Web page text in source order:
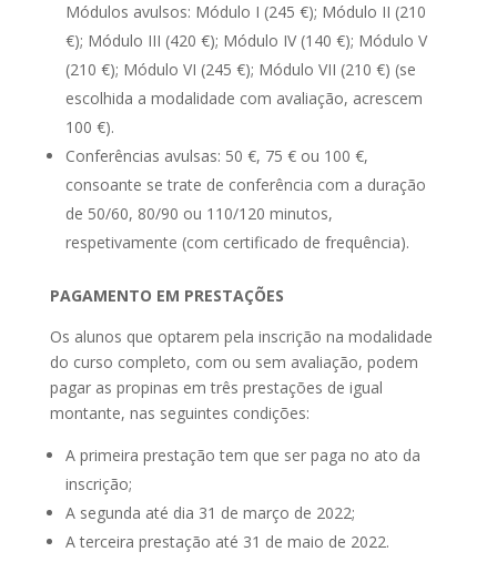
Módulos avulsos: Módulo I (245 €); Módulo II (210
€); Módulo III (420 €); Módulo IV (140 €); Módulo V
(210 €); Módulo VI (245 €); Módulo VII (210 €) (se
escolhida a modalidade com avaliação, acrescem
100 €).
Conferências avulsas: 50 €, 75 € ou 100 €,
consoante se trate de conferência com a duração
de 50/60, 80/90 ou 110/120 minutos,
respetivamente (com certificado de frequência).
PAGAMENTO EM PRESTAÇÕES
Os alunos que optarem pela inscrição na modalidade
do curso completo, com ou sem avaliação, podem
pagar as propinas em três prestações de igual
montante, nas seguintes condições:
A primeira prestação tem que ser paga no ato da
inscrição;
A segunda até dia 31 de março de 2022;
A terceira prestação até 31 de maio de 2022.